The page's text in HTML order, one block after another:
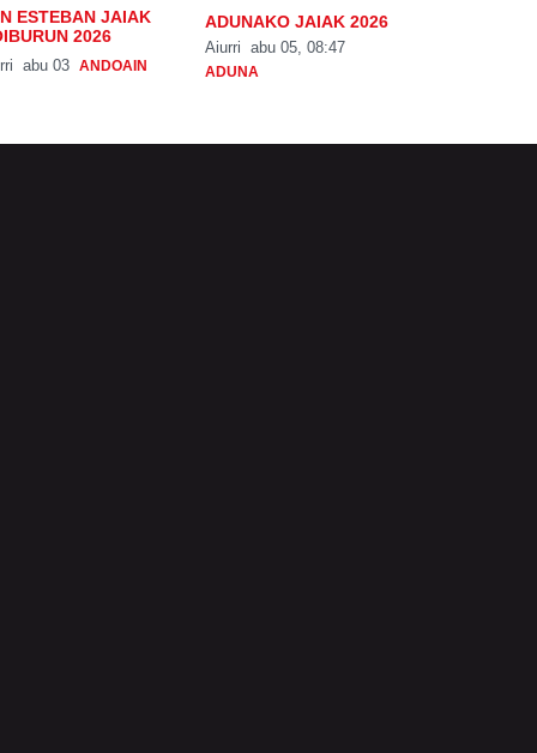
ESTEBAN JAIAK
2026
abu 03 ANDOAIN
ADUNAKO JAIAK 2026
Aiurri abu 05, 08:47
ADUNA